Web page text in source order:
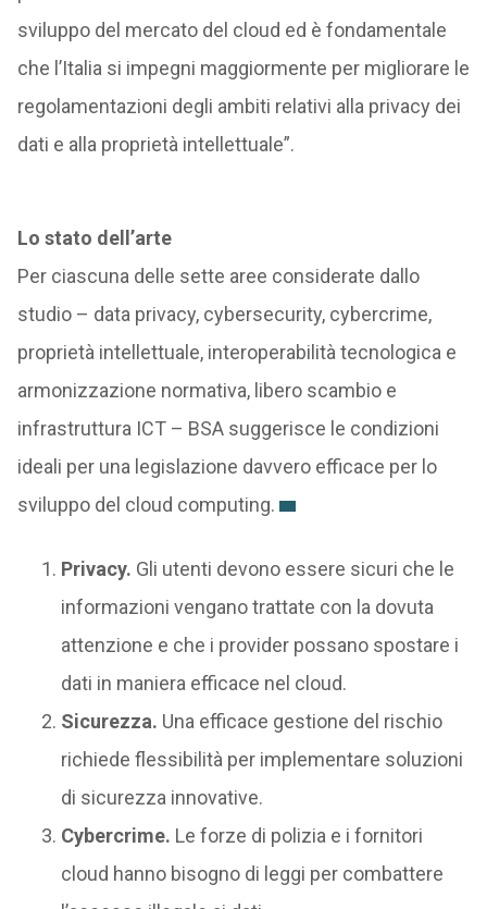
sviluppo del mercato del cloud ed è fondamentale
che l’Italia si impegni maggiormente per migliorare le
regolamentazioni degli ambiti relativi alla privacy dei
dati e alla proprietà intellettuale”.
Lo stato dell’arte
Per ciascuna delle sette aree considerate dallo
studio – data privacy, cybersecurity, cybercrime,
proprietà intellettuale, interoperabilità tecnologica e
armonizzazione normativa, libero scambio e
infrastruttura ICT – BSA suggerisce le condizioni
ideali per una legislazione davvero efficace per lo
sviluppo del cloud computing.
Privacy. Gli utenti devono essere sicuri che le
informazioni vengano trattate con la dovuta
attenzione e che i provider possano spostare i
dati in maniera efficace nel cloud.
Sicurezza. Una efficace gestione del rischio
richiede flessibilità per implementare soluzioni
di sicurezza innovative.
Cybercrime. Le forze di polizia e i fornitori
cloud hanno bisogno di leggi per combattere